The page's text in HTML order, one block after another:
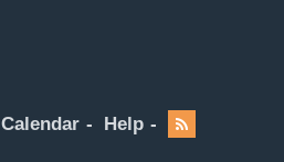
Calendar Help